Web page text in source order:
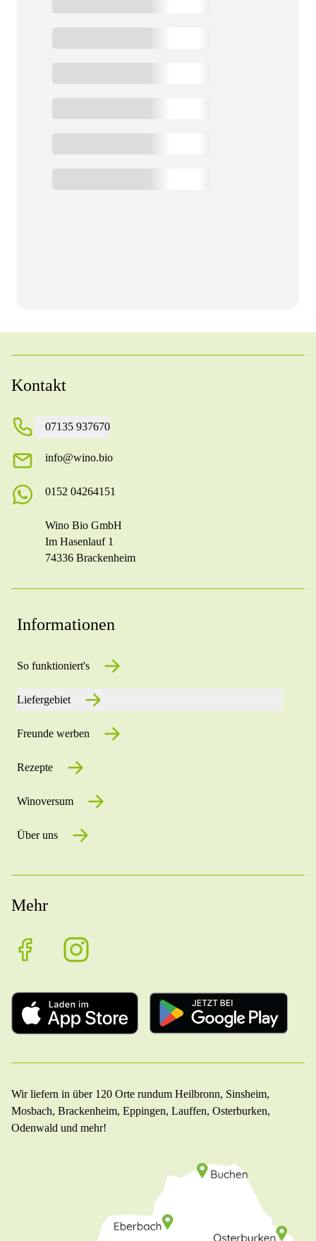
Kontakt
07135 937670
info@wino.bio
0152 04264151
Wino Bio GmbH
Im Hasenlauf 1
74336 Brackenheim
Informationen
So funktioniert's
Liefergebiet
Freunde werben
Rezepte
Winoversum
Über uns
Mehr
Wir liefern in über 120 Orte rundum Heilbronn, Sinsheim,
Mosbach, Brackenheim, Eppingen, Lauffen, Osterburken,
Odenwald und mehr!